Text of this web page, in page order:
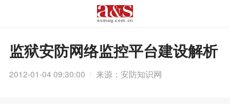
监狱安防网络监控平台建设解析
2012-01-04 09:30:00 来源：安防知识网